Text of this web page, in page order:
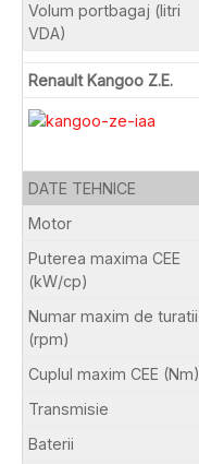
Volum portbagaj (litri
VDA)
Renault Kangoo Z.E.
DATE TEHNICE
Motor
Puterea maxima CEE
(kW/cp)
Numar maxim de turatii
(rpm)
Cuplul maxim CEE (Nm)
Transmisie
Baterii